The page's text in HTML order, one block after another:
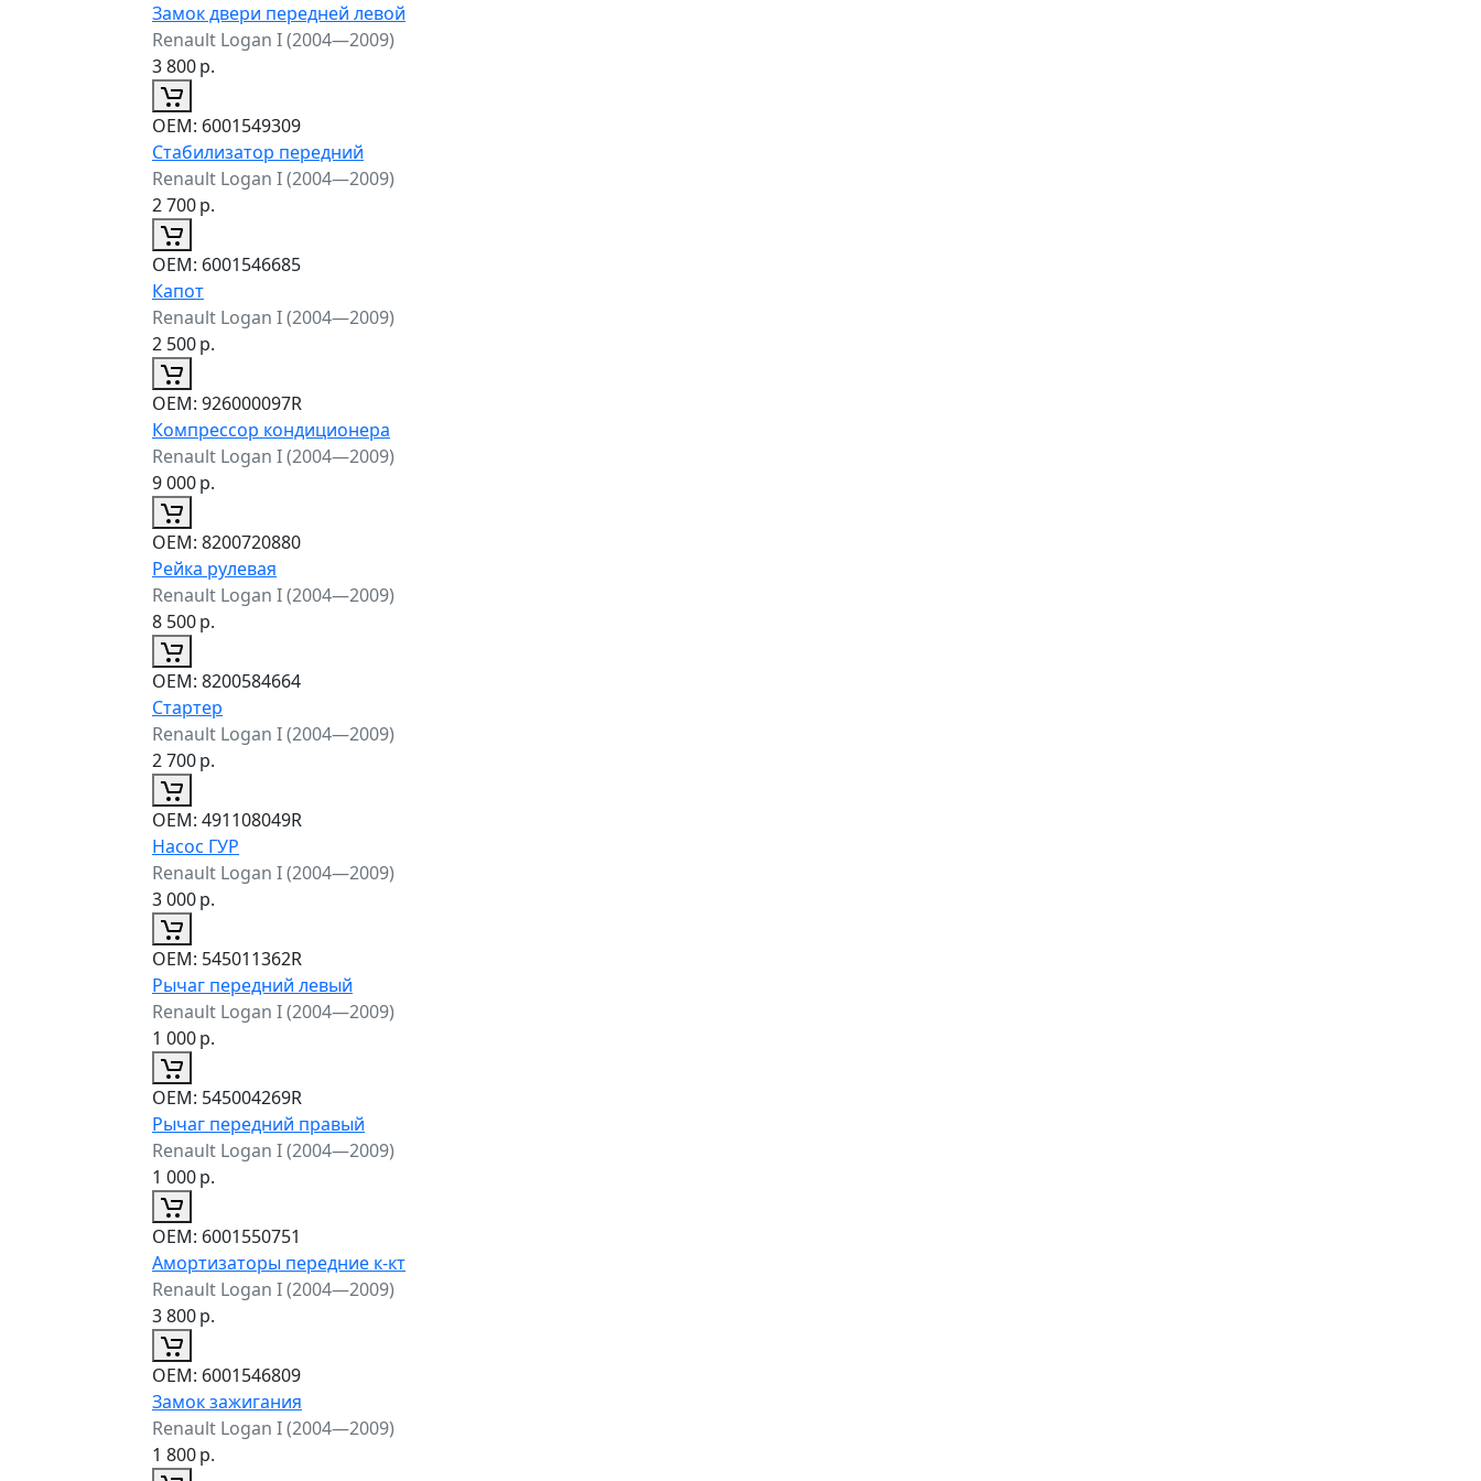
Замок двери передней левой
Renault Logan I (2004—2009)
3 800р.
ОЕМ: 6001549309
Стабилизатор передний
Renault Logan I (2004—2009)
2 700р.
ОЕМ: 6001546685
Капот
Renault Logan I (2004—2009)
2 500р.
ОЕМ: 926000097R
Компрессор кондиционера
Renault Logan I (2004—2009)
9 000р.
ОЕМ: 8200720880
Рейка рулевая
Renault Logan I (2004—2009)
8 500р.
ОЕМ: 8200584664
Стартер
Renault Logan I (2004—2009)
2 700р.
ОЕМ: 491108049R
Насос ГУР
Renault Logan I (2004—2009)
3 000р.
ОЕМ: 545011362R
Рычаг передний левый
Renault Logan I (2004—2009)
1 000р.
ОЕМ: 545004269R
Рычаг передний правый
Renault Logan I (2004—2009)
1 000р.
ОЕМ: 6001550751
Амортизаторы передние к-кт
Renault Logan I (2004—2009)
3 800р.
ОЕМ: 6001546809
Замок зажигания
Renault Logan I (2004—2009)
1 800р.